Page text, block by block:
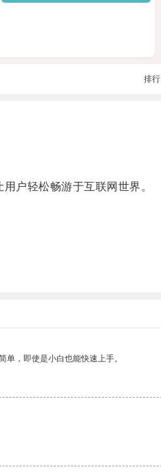
排行
户轻松畅游于互联网世界。
，即使是小白也能快速上手。